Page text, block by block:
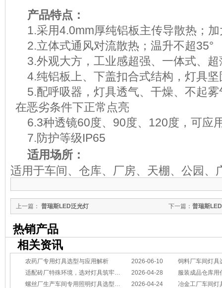
产品特点：
1.采用4.0mm厚纯铝板主传导散热；
2.立体式通风对流散热；温升不超35°
3.外观大方，工业感超强、一体式、超
4.纯铝板上、下盖扣合式结构，灯具
5.配呼吸器，灯具透气、干燥、不起
在恶劣条件下正常点亮
6.3种透镜60度、 90度、 120度，可应
7.防护等级IP65
适用场所：
适用于车间、仓库、厂房、天棚、公园、
下一篇： 普瑞斯
上一篇： 普瑞斯LED泛光灯
热销产品
相关资讯
2026-06-10
农药厂专用灯具选型与应用解析
饲料厂车间灯具
2026-04-28
适配砖厂特殊环境，选对灯具筑牢生产安全线
服装成品仓库用
2026-04-24
螺丝厂生产车间专用照明灯具选型方案
冶金工厂车间灯具选型指南：